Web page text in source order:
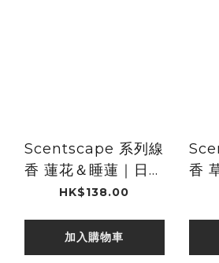
Scentscape 系列線
香 蓮花＆睡蓮｜日本
香堂
HK$138.00
加入購物車
香